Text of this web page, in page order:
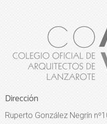
Dirección
Ruperto González Negrín